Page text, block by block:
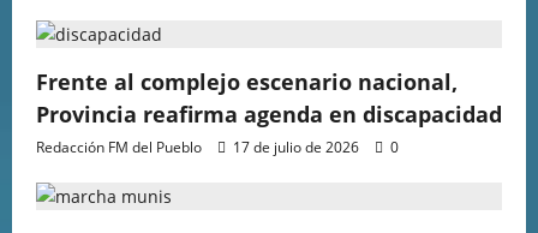
Frente al complejo escenario nacional,
Provincia reafirma agenda en discapacidad
Redacción FM del Pueblo 17 de julio de 2026 0